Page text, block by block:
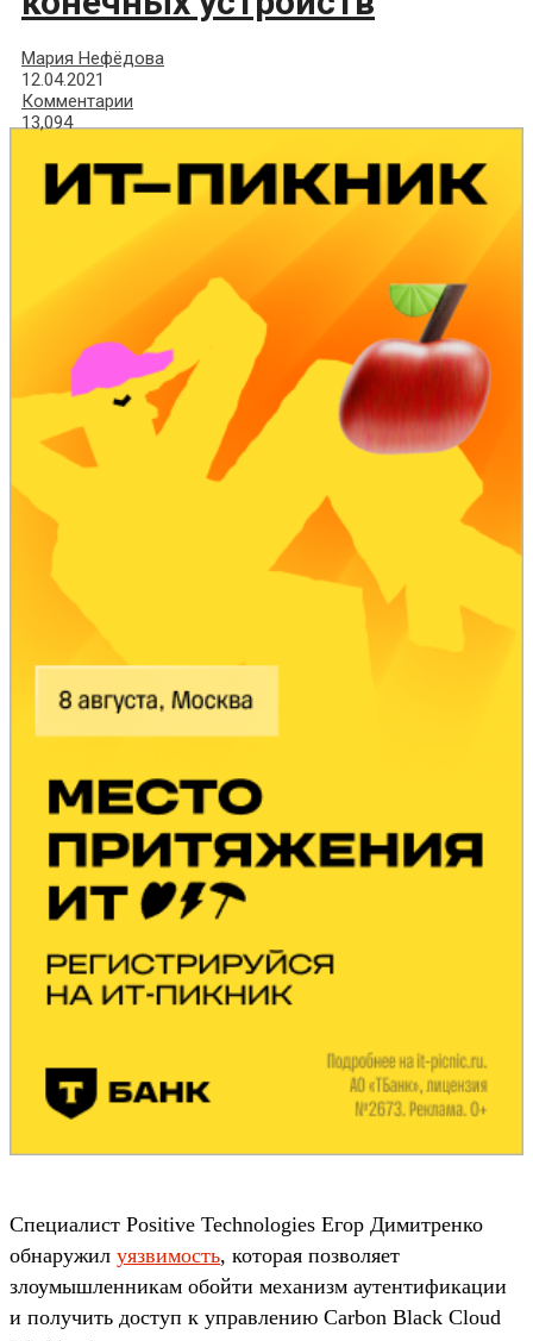
Мария Нефёдова
12.04.2021
Комментарии
13,094
Специалист Positive Technologies Егор Димитренко
обнаружил уязвимость, которая позволяет
злоумышленникам обойти механизм аутентификации
и получить доступ к управлению Carbon Black Cloud